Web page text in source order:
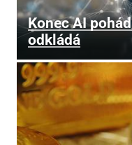
Konec AI
odkládá